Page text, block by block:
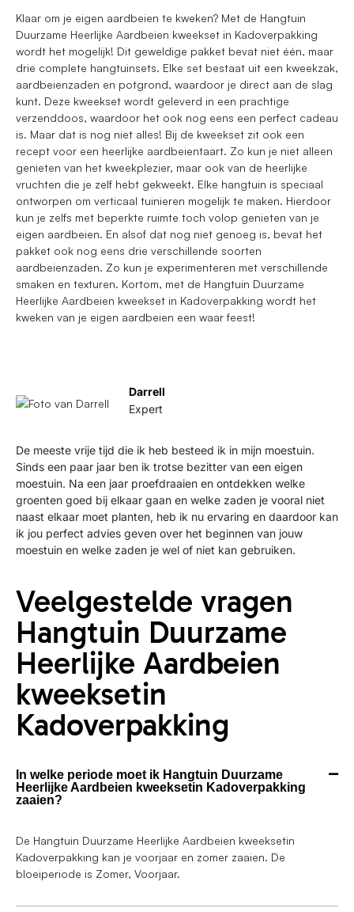
Klaar om je eigen aardbeien te kweken? Met de Hangtuin
Duurzame Heerlijke Aardbeien kweekset in Kadoverpakking
wordt het mogelijk! Dit geweldige pakket bevat niet één, maar
drie complete hangtuinsets. Elke set bestaat uit een kweekzak,
aardbeienzaden en potgrond, waardoor je direct aan de slag
kunt. Deze kweekset wordt geleverd in een prachtige
verzenddoos, waardoor het ook nog eens een perfect cadeau
is. Maar dat is nog niet alles! Bij de kweekset zit ook een
recept voor een heerlijke aardbeientaart. Zo kun je niet alleen
genieten van het kweekplezier, maar ook van de heerlijke
vruchten die je zelf hebt gekweekt. Elke hangtuin is speciaal
ontworpen om verticaal tuinieren mogelijk te maken. Hierdoor
kun je zelfs met beperkte ruimte toch volop genieten van je
eigen aardbeien. En alsof dat nog niet genoeg is, bevat het
pakket ook nog eens drie verschillende soorten
aardbeienzaden. Zo kun je experimenteren met verschillende
smaken en texturen. Kortom, met de Hangtuin Duurzame
Heerlijke Aardbeien kweekset in Kadoverpakking wordt het
kweken van je eigen aardbeien een waar feest!
Darrell
Expert
De meeste vrije tijd die ik heb besteed ik in mijn moestuin.
Sinds een paar jaar ben ik trotse bezitter van een eigen
moestuin. Na een jaar proefdraaien en ontdekken welke
groenten goed bij elkaar gaan en welke zaden je vooral niet
naast elkaar moet planten, heb ik nu ervaring en daardoor kan
ik jou perfect advies geven over het beginnen van jouw
moestuin en welke zaden je wel of niet kan gebruiken.
Veelgestelde vragen
Hangtuin Duurzame
Heerlijke Aardbeien
kweeksetin
Kadoverpakking
In welke periode moet ik Hangtuin Duurzame
Heerlijke Aardbeien kweeksetin Kadoverpakking
zaaien?
De Hangtuin Duurzame Heerlijke Aardbeien kweeksetin
Kadoverpakking kan je voorjaar en zomer zaaien. De
bloeiperiode is Zomer, Voorjaar.